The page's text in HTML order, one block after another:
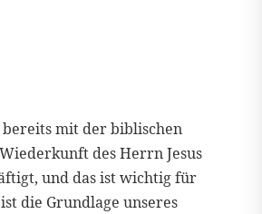
mit der biblischen
des Herrn Jesus
und das ist wichtig für
die Grundlage unseres